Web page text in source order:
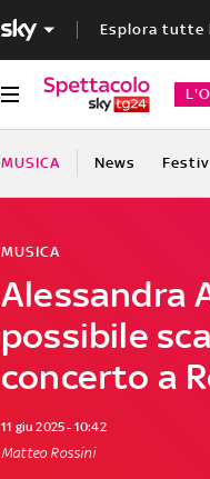
Esplora tutte
MUSICA News
Alessandra
possibile
concerto a
MUSICA
11 giu 2025 - 10:42
Matteo Rossini